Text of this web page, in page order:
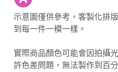
示意圖僅供參考，客製化排
到每一件一模一樣。
實際商品顏色可能會因拍攝
許色差問題，無法製作到百